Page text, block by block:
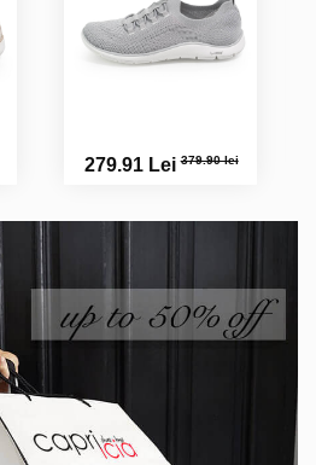
279.91 Lei379.90 lei